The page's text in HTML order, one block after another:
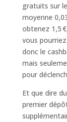
gratuits sur
moyenne
obtenez 1,5
vous
donc le
mais
pour
Et que dire
premier